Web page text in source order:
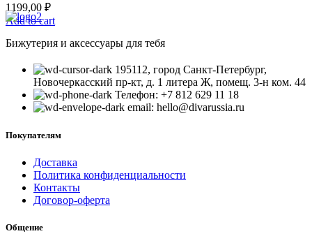
1199,00 ₽
Add to cart
Бижутерия и аксессуары для тебя
195112, город Санкт-Петербург,
Новочеркасский пр-кт, д. 1 литера Ж, помещ. 3-н ком. 44
Телефон: +7 812 629 11 18
email: hello@divarussia.ru
Покупателям
Доставка
Политика конфиденциальности
Контакты
Договор-оферта
Общение